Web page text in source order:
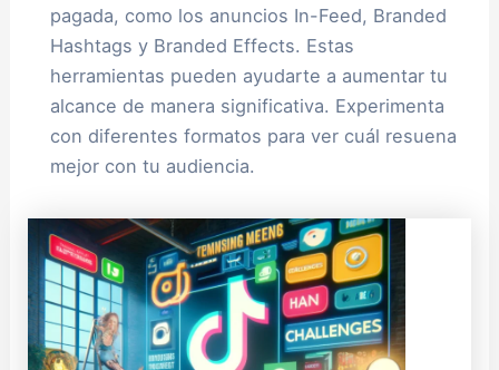
pagada, como los anuncios In-Feed, Branded
Hashtags y Branded Effects. Estas
herramientas pueden ayudarte a aumentar tu
alcance de manera significativa. Experimenta
con diferentes formatos para ver cuál resuena
mejor con tu audiencia.